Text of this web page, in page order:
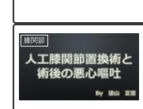
膝関節